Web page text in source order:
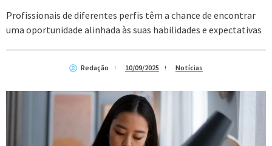
Profissionais de diferentes perfis têm a chance de encontrar
uma oportunidade alinhada às suas habilidades e expectativas
Redação 10/09/2025 Notícias